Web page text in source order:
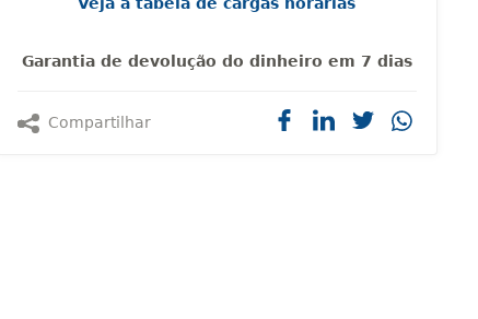
Garantia de devolução do dinheiro em 7 dias
Compartilhar